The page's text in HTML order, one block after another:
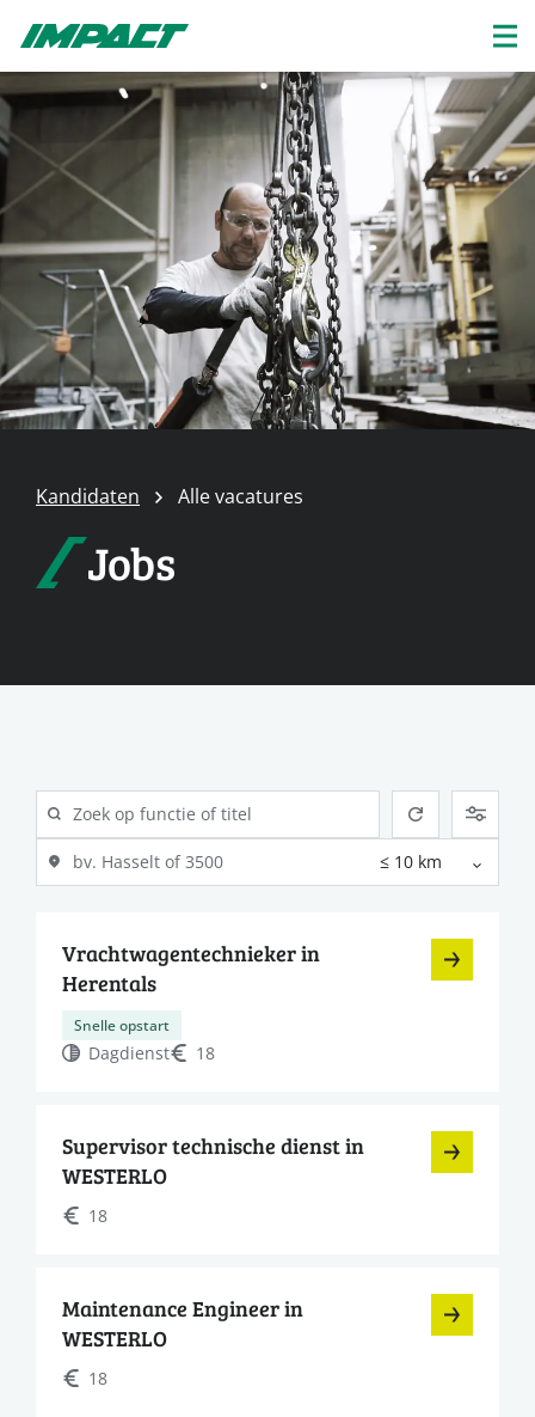
Kandidaten Alle vacatures
Jobs
Vrachtwagentechnieker in
Herentals
Snelle opstart
Dagdienst 18
Supervisor technische dienst in
WESTERLO
18
Maintenance Engineer in
WESTERLO
18